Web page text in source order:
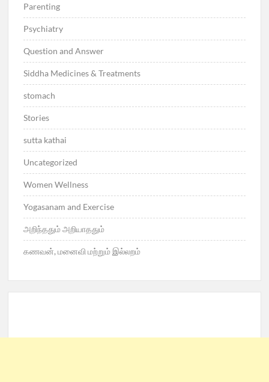
Parenting
Psychiatry
Question and Answer
Siddha Medicines & Treatments
stomach
Stories
sutta kathai
Uncategorized
Women Wellness
Yogasanam and Exercise
அறிந்ததும் அறியாததும்
கணவன், மனைவி மற்றும் இல்லறம்